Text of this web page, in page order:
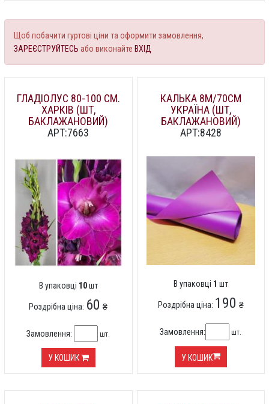
Щоб побачити гуртові ціни та оформити замовлення,
ЗАРЕЄСТРУЙТЕСЬ або виконайте ВХІД
ГЛАДІОЛУС 80-100 СМ.
ХАРКІВ (ШТ,
БАКЛАЖАНОВИЙ)
АРТ:7663
В упаковці 10шт
Роздрібна ціна: 60 ₴
Замовлення: шт.
У КОШИК
КАЛЬКА 8М/70СМ
УКРАЇНА (ШТ,
БАКЛАЖАНОВИЙ)
АРТ:8428
В упаковці 1 шт
Роздрібна ціна: 190 ₴
Замовлення: шт.
У КОШИК